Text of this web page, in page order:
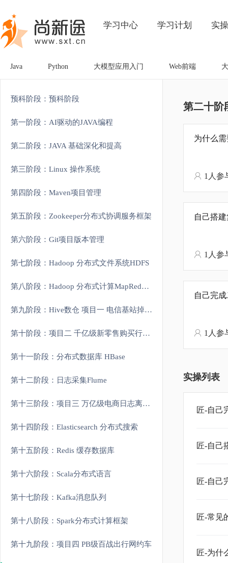
学习中心 学习计划 实操
Java Python 大模型应用入门 Web前端
预科阶段：预科阶段
第一阶段：AI驱动的JAVA编程
第二阶段：JAVA 基础深化和提高
第三阶段：Linux 操作系统
第四阶段：Maven项目管理
第五阶段：Zookeeper分布式协调服务框架
第六阶段：Git项目版本管理
第七阶段：Hadoop 分布式文件系统HDFS
第八阶段：Hadoop 分布式计算MapReduce和资源管理Yarn
第九阶段：Hive数仓 项目一 电信基站掉话率分析实战
第十阶段：项目二 千亿级新零售购买行为分析项目
第十一阶段：分布式数据库 HBase
第十二阶段：日志采集Flume
第十三阶段：项目三 万亿级电商日志离线分析系统
第十四阶段：Elasticsearch 分布式搜索
第十五阶段：Redis 缓存数据库
第十六阶段：Scala分布式语言
第十七阶段：Kafka消息队列
第十八阶段：Spark分布式计算框架
第十九阶段：项目四 PB级百战出行网约车
第二十阶
为什么
1人参
自己搭
1人参
自己完
1人参
实操列表
匠-自己
匠-自己
匠-自己
匠-常见
匠-为什